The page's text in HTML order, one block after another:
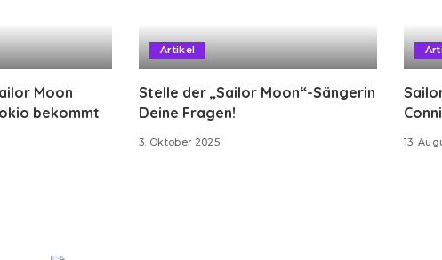
Moon
bekommt
Artikel
Stelle der „Sailor Moon“-Sängerin
Deine Fragen!
3. Oktober 2025 13.